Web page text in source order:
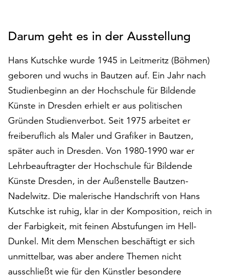
Statistikzwecken
genutzt
Klicken
Sie
auf
„Alle
akzeptieren“,
alle
Cookies
zu
akzeptieren.
Sie
können
Ihr
Einverständnis
jederzeit
ändern
und
widerrufen.
Darum geht es in der Ausstellung
Hans Kutschke wurde 1945 in Leitmeritz (Böhmen)
geboren und wuchs in Bautzen auf. Ein Jahr nach
Studienbeginn an der Hochschule für Bildende
Künste in Dresden erhielt er aus politischen
Gründen Studienverbot. Seit 1975 arbeitet er
freiberuflich als Maler und Grafiker in Bautzen,
später auch in Dresden. Von 1980-1990 war er
Lehrbeauftragter der Hochschule für Bildende
Künste Dresden, in der Außenstelle Bautzen-
Nadelwitz. Die malerische Handschrift von Hans
Kutschke ist ruhig, klar in der Komposition, reich in
der Farbigkeit, mit feinen Abstufungen im Hell-
Dunkel. Mit dem Menschen beschäftigt er sich
unmittelbar, was aber andere Themen nicht
ausschließt wie für den Künstler besondere